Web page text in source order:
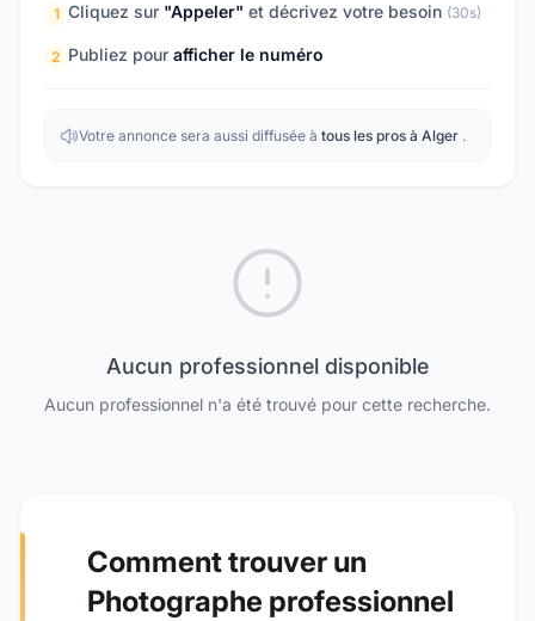
1 Cliquez sur "Appeler" et décrivez votre besoin (30s)
2 Publiez pour afficher le numéro
Votre annonce sera aussi diffusée à tous les pros à Alger .
Aucun professionnel disponible
Aucun professionnel n'a été trouvé pour cette recherche.
Comment trouver un
Photographe professionnel